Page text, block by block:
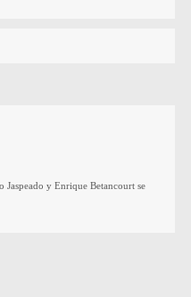
y Enrique Betancourt se